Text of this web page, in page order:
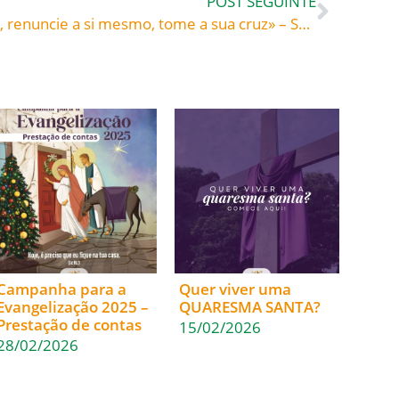
«Se alguém quiser seguir-Me, renuncie a si mesmo, tome a sua cruz» – Santa Gertrudes de Helfta (1256-1301) monja beneditina «O Arauto», Livro III, SC 143
para a
2025 –
de contas
02/2026
Quer viver uma
QUARESMA SANTA?
15/02/2026